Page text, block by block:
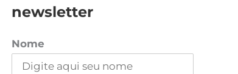
newsletter
Nome